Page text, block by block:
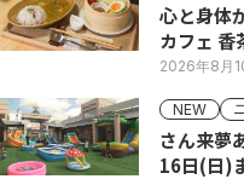
心と身体
カフェ 香
2026年8月
NEW
さん来夢
16日(日)